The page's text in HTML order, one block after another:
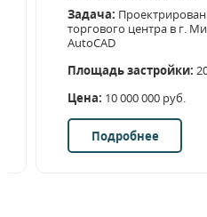
Задача:
торгового центра в г.
AutoCAD
Площадь застройки:
Цена: 10 000 000 руб.
Подробнее